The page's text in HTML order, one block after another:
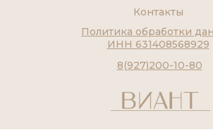
Контакты
8(927)200-10-80
Политика обработки
ИНН 631408568929